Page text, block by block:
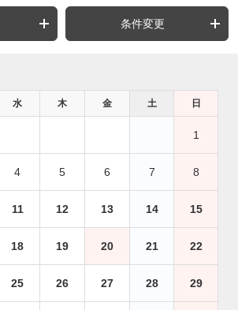
条件変更
水 木 金 土 日
1
4 5 6 7 8
11 12 13 14 15
18 19 20 21 22
25 26 27 28 29